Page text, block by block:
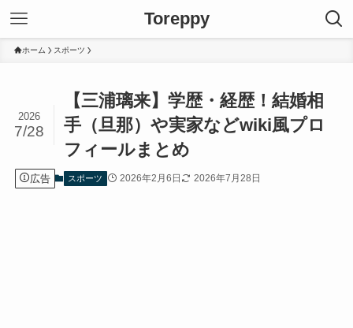
Toreppy
ホーム スポーツ
【三浦璃来】学歴・経歴！結婚相
手（旦那）や実家などwiki風プロ
フィールまとめ
2026
7/28
広告 スポーツ 2026年2月6日 2026年7月28日